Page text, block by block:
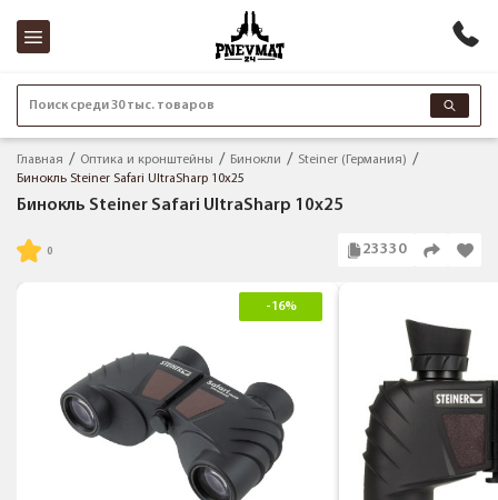
Поиск среди 30 тыс. товаров
Главная Оптика и кронштейны Бинокли
Steiner (Германия)
Бинокль Steiner Safari UltraSharp 10x25
Бинокль Steiner Safari UltraSharp 10x25
23330
-16%